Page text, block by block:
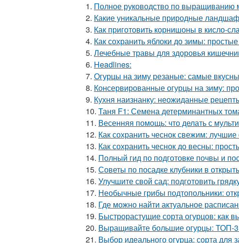
1. Полное руководство по выращиванию
2. Какие уникальные природные
3. Как приготовить корнишоны в кисло-
4. Как сохранить яблоки до зимы:
5. Лечебные травы для здоровья
6. Headlines:
7. Огурцы на зиму резаные: самые
8. Консервированные огурцы на зиму:
9. Кухня наизнанку: неожиданные
10. Таня F1: Семена детерминантных
11. Весенняя помощь: что делать с
12. Как сохранить чеснок свежим:
13. Как сохранить чеснок до весны:
14. Полный гид по подготовке почвы и
15. Советы по посадке клубники в
16. Улучшите свой сад: подготовить
17. Необычные грибы подтопольники:
18. Где можно найти актуальное
19. Быстрорастущие сорта огурцов: как
20. Выращивайте большие огурцы: ТОП-3
21. Выбор идеального огурца: сорта для